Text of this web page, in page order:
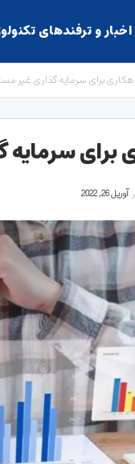
اخبار و ترفندهای
برای سرمایه گذاری غیر
برای
آوریل 26, 2022